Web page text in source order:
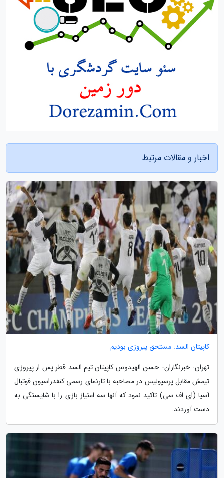
اخبار و مقالات مرتبط
کاپیتان السد: مستحق پیروزی بودیم
تهران- خبرنگاران- حسن الهیدوس کاپیتان تیم السد قطر پس از پیروزی
تیمش مقابل پرسپولیس در مصاحبه با تارنمای رسمی کنفدراسیون فوتبال
آسیا (ای اف سی) تاکید نمود که آنها سه امتیاز بازی را با شایستگی به
دست آوردند.